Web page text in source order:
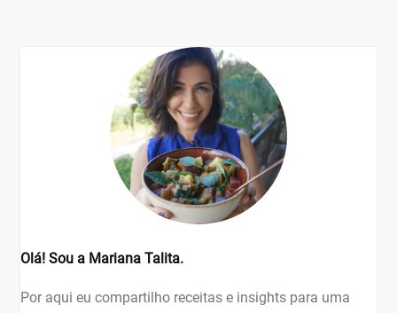
Olá! Sou a Mariana Talita.
Por aqui eu compartilho receitas e insights para uma